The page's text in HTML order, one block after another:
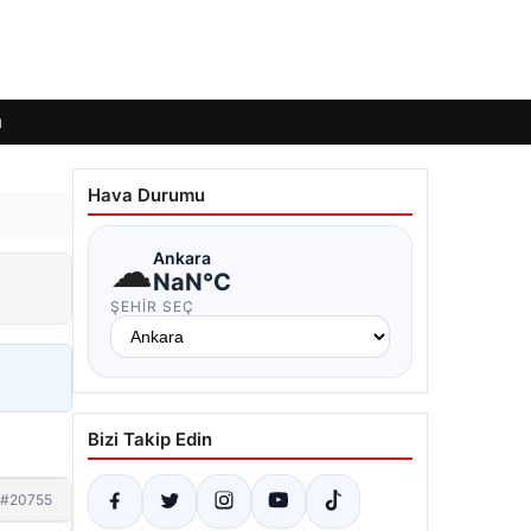
#20755
Hava Durumu
☁Ankara
NaN°C
ŞEHIR SEÇ
Bizi Takip Edin